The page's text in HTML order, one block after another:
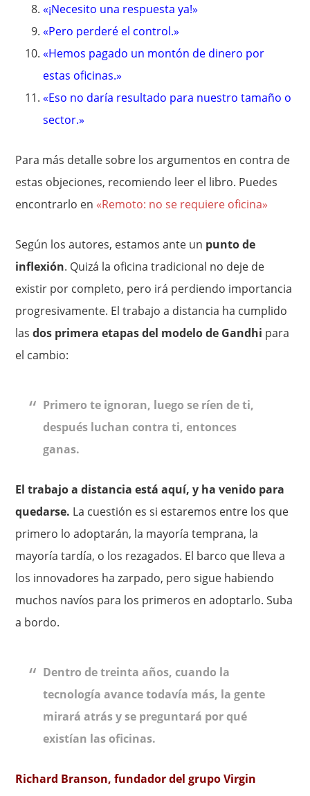
«¡Necesito una respuesta ya!»
«Pero perderé el control.»
«Hemos pagado un montón de dinero por
estas oficinas.»
«Eso no daría resultado para nuestro tamaño o
sector.»
Para más detalle sobre los argumentos en contra de
estas objeciones, recomiendo leer el libro. Puedes
encontrarlo en «Remoto: no se requiere oficina»
Según los autores, estamos ante un punto de
inflexión. Quizá la oficina tradicional no deje de
existir por completo, pero irá perdiendo importancia
progresivamente. El trabajo a distancia ha cumplido
lasdos primera etapas del modelo de Gandhi para
el cambio:
Primero te ignoran, luego se ríen de ti,
después luchan contra ti, entonces
ganas.
El trabajo a distancia está aquí, y ha venido para
quedarse. La cuestión es si estaremos entre los que
primero lo adoptarán, la mayoría temprana, la
mayoría tardía, o los rezagados. El barco que lleva a
los innovadores ha zarpado, pero sigue habiendo
muchos navíos para los primeros en adoptarlo. Suba
a bordo.
Dentro de treinta años, cuando la
tecnología avance todavía más, la gente
mirará atrás y se preguntará por qué
existían las oficinas.
Richard Branson, fundador del grupo Virgin